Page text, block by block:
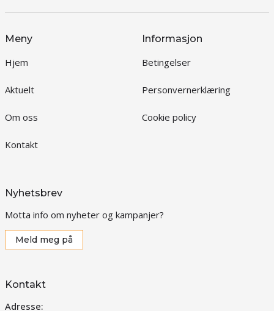
Meny
Hjem
Aktuelt
Om oss
Kontakt
Informasjon
Betingelser
Personvernerklæring
Cookie policy
Nyhetsbrev
Motta info om nyheter og kampanjer?
Meld meg på
Kontakt
Adresse: